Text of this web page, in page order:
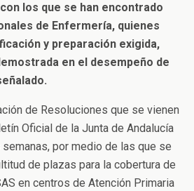
los que se han encontrado
de Enfermería, quienes
y preparación exigida,
en el desempeño de
de Resoluciones que se vienen
Oficial de la Junta de Andalucía
por medio de las que se
de plazas para la cobertura de
en centros de Atención Primaria